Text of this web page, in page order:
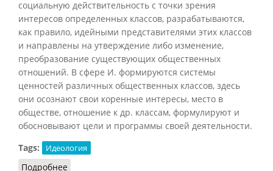
социальную действительность с точки зрения
интересов определенных классов, разрабатываются,
как правило, идейными представителями этих классов
и направлены на утверждение либо изменение,
преобразование существующих общественных
отношений. В сфере И. формируются системы
ценностей различных общественных классов, здесь
они осознают свои коренные интересы, место в
обществе, отношение к др. классам, формулируют и
обосновывают цели и программы своей деятельности.
Tags:
Идеология
Подробнее